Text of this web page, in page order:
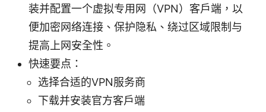
装并配置一个虚拟专用网（VPN）客户端，以
便加密网络连接、保护隐私、绕过区域限制与
提高上网安全性。
快速要点：
选择合适的VPN服务商
下载并安装官方客户端